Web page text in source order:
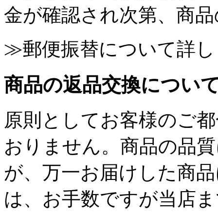
金が確認され次第、商
≫郵便振替について詳
商品の返品交換につい
原則としてお客様のご
おりません。商品の品
が、万一お届けした商
は、お手数ですが当店